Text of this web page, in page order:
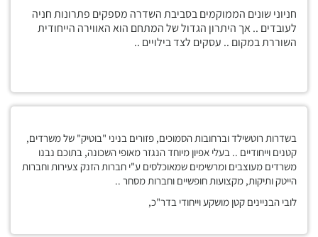
חניוני שונים הממוקמים בסביבת השדרה מספקים פתרונות חניה
לעובדים .. אך היתרון הגדול של המתחם הוא האווירה הייחודית
השוררת במקום .. עסקים לצד בילויים ..
בשדרות רוטשילד וברחובות הסמוכים, פזורים בניני "בוטיק" של משרדים,
קטנים וייחודיים .. בעלי אפיון מיוחד הנגזר מאופי השכונה, בתוכם נבנו
משרדים מעוצבים ומרשימים שמאוכלסים ע"י חברות הזנק צעירות וחברות
הייטק ותיקות, מקצועות חופשיים וחברות מסחר ..
לובי הבניינים קטן מושקע וייחודי בדר"כ,